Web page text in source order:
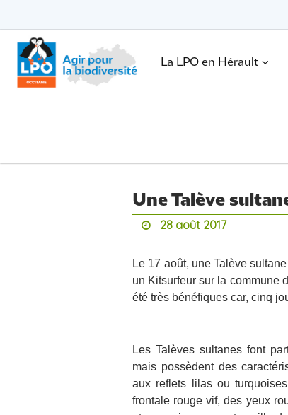
le
contenu
Passer
contenu
. La LPO en Hérault
Une Talève
28 août 2017
Le 17 août, une Talève
un Kitsurfeur sur la commune
été très bénéfiques car, cinq
Les Talèves sultanes font
mais possèdent des
aux reflets lilas ou
frontale rouge vif, des yeux